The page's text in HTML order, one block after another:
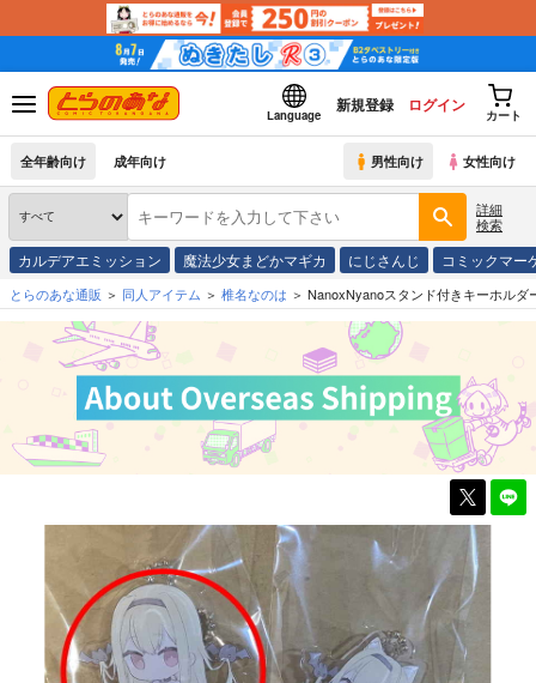
Language
新規登録 ログイン
カート
全年齢向け 成年向け 男性向け 女性向け
詳細
検索
カルデアエミッション 魔法少女まどかマギカ にじさんじ コミックマ
とらのあな通販 同人アイテム 椎名なのは NanoxNyanoスタンド付きキーホルダ